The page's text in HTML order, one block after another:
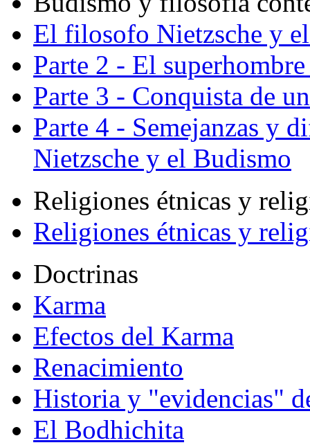
El filosofo Nietzsche y
Parte 2 - El
Parte 3 - Conquista de
Parte 4 - Semejanzas y
Nietzsche y el Budismo
Religiones étnicas y
Religiones étnicas y
Doctrinas
Karma
Efectos del Karma
Renacimiento
Historia y "evidencias"
El Bodhichita